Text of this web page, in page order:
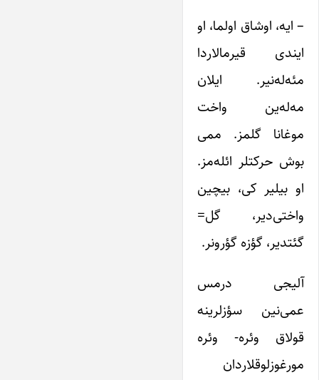
– ایه، اوشاق اولما، او
ایندی قیرمالاردا
مئه‌له‌نیر. ایلان
مه‌له‌ین واخت
موغانا گلمز. ممی
بوش حرکتلر ائله‌مز.
او بیلیر کی، بیچین
واختی‌دیر، گل=
گئتدیر، گؤزه گؤرونر.
آلیجی درمس
عمی‌نین سؤزلرینه
قولاق وئره- وئره
مورغوزلوقلاردان